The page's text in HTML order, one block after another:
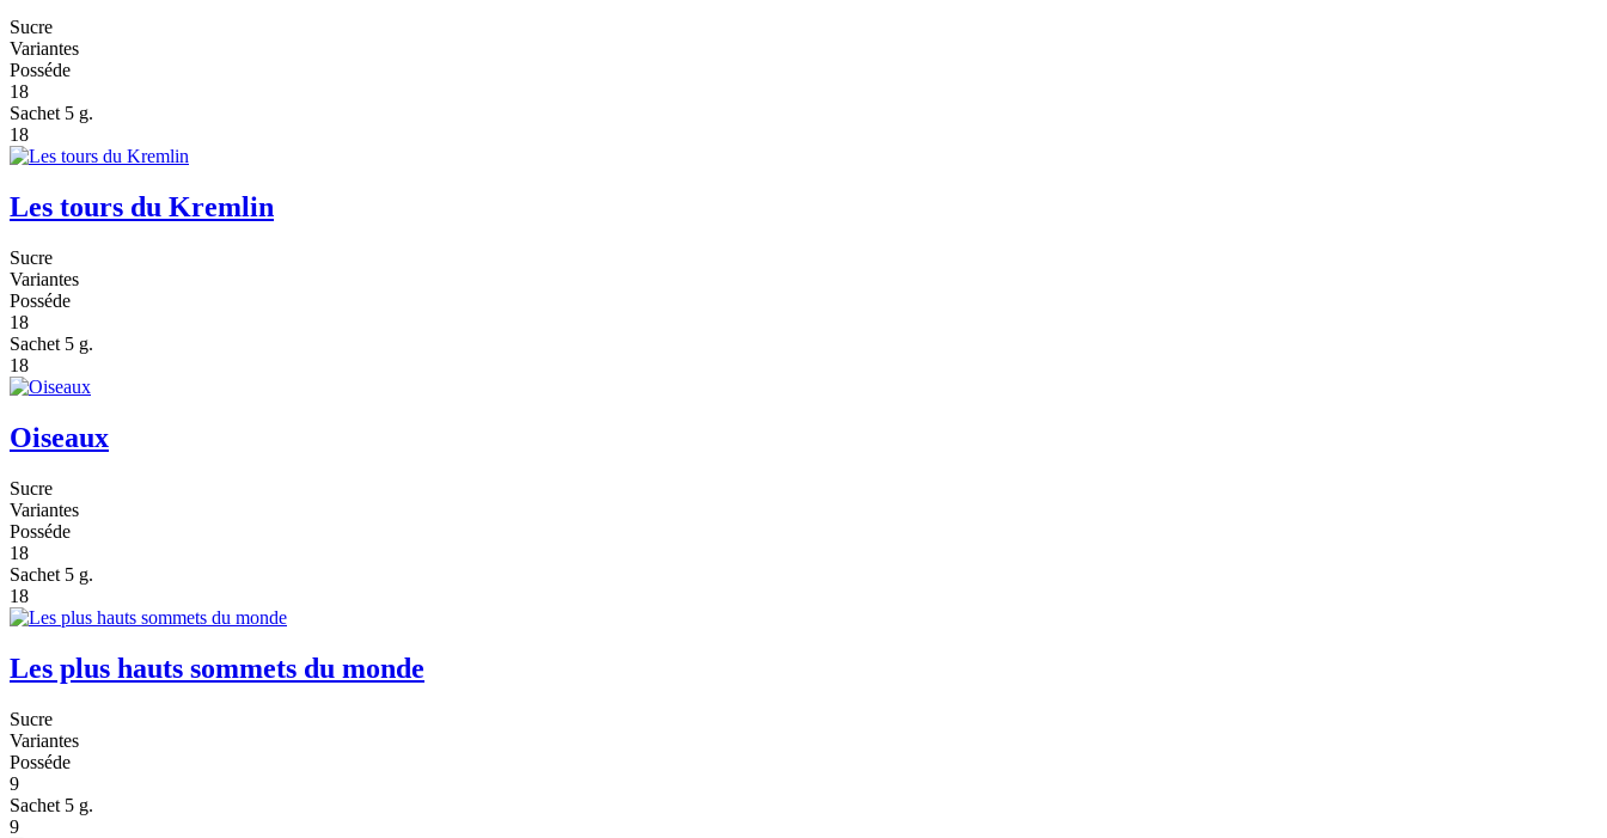
Sucre
Variantes
Posséde
18
Sachet 5 g.
18
Les tours du Kremlin
Sucre
Variantes
Posséde
18
Sachet 5 g.
18
Oiseaux
Sucre
Variantes
Posséde
18
Sachet 5 g.
18
Les plus hauts sommets du monde
Sucre
Variantes
Posséde
9
Sachet 5 g.
9